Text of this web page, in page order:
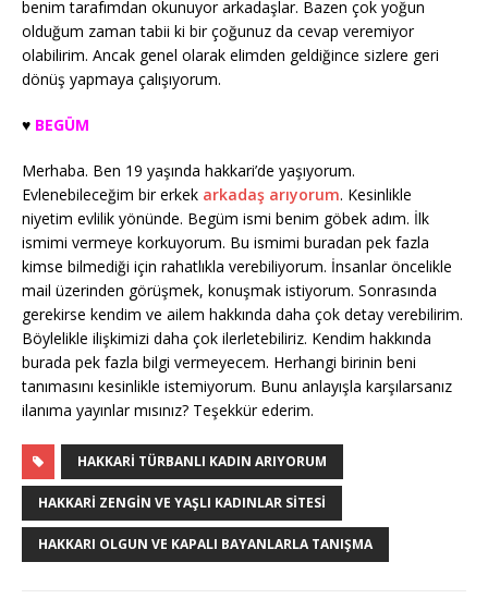
benim tarafımdan okunuyor arkadaşlar. Bazen çok yoğun
olduğum zaman tabii ki bir çoğunuz da cevap veremiyor
olabilirim. Ancak genel olarak elimden geldiğince sizlere geri
dönüş yapmaya çalışıyorum.
♥️ BEGÜM
Merhaba. Ben 19 yaşında hakkari’de yaşıyorum.
Evlenebileceğim bir erkek arkadaş arıyorum. Kesinlikle
niyetim evlilik yönünde. Begüm ismi benim göbek adım. İlk
ismimi vermeye korkuyorum. Bu ismimi buradan pek fazla
kimse bilmediği için rahatlıkla verebiliyorum. İnsanlar öncelikle
mail üzerinden görüşmek, konuşmak istiyorum. Sonrasında
gerekirse kendim ve ailem hakkında daha çok detay verebilirim.
Böylelikle ilişkimizi daha çok ilerletebiliriz. Kendim hakkında
burada pek fazla bilgi vermeyecem. Herhangi birinin beni
tanımasını kesinlikle istemiyorum. Bunu anlayışla karşılarsanız
ilanıma yayınlar mısınız? Teşekkür ederim.
HAKKARI TÜRBANLI KADIN ARIYORUM
HAKKARI ZENGIN VE YAŞLI KADINLAR SITESI
HAKKARI OLGUN VE KAPALI BAYANLARLA TANIŞMA